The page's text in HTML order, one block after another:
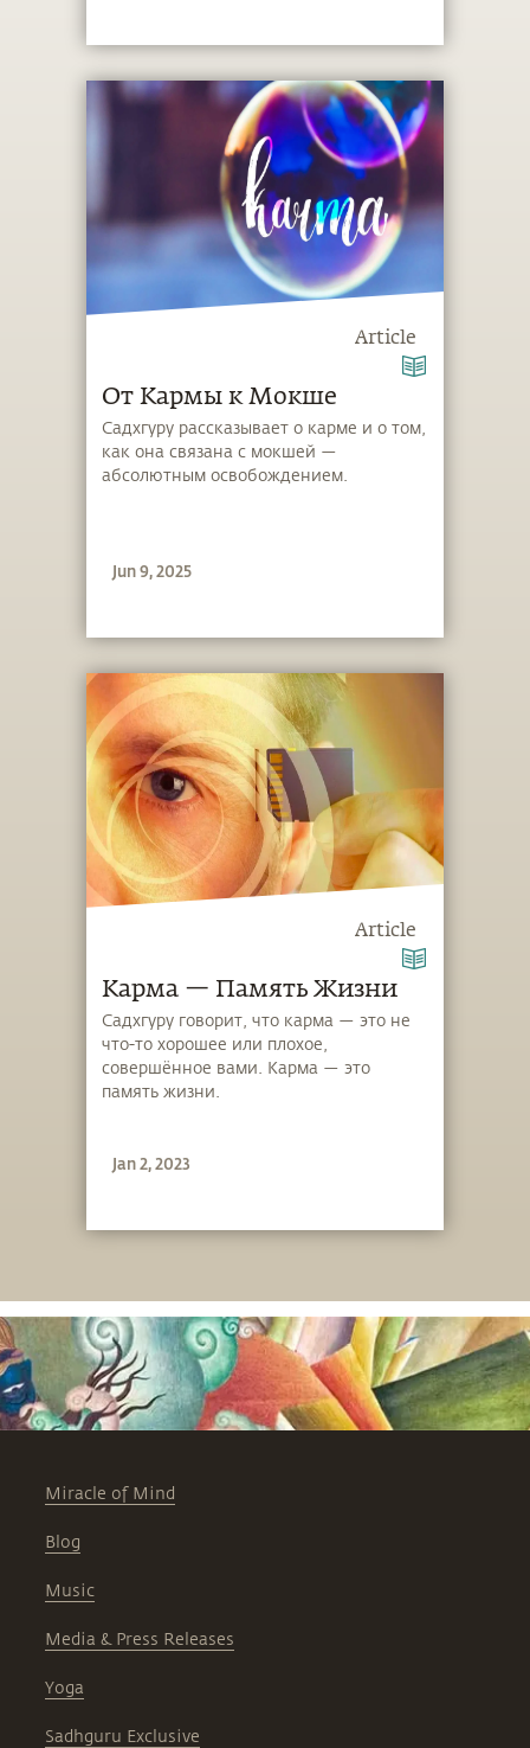
Article
От Кармы к Мокше
Садхгуру рассказывает о карме и о том,
как она связана с мокшей —
абсолютным освобождением.
Jun 9, 2025
Article
Карма — Память Жизни
Садхгуру говорит, что карма — это не
что-то хорошее или плохое,
совершённое вами. Карма — это
память жизни.
Jan 2, 2023
Miracle of Mind
Blog
Music
Media & Press Releases
Yoga
Sadhguru Exclusive